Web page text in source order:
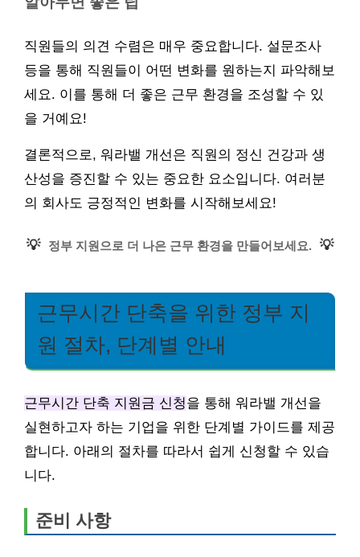
직원들의 의견 수렴은 매우 중요합니다. 설문조사
등을 통해 직원들이 어떤 변화를 원하는지 파악해보
세요. 이를 통해 더 좋은 근무 환경을 조성할 수 있
을 거예요!
결론적으로, 워라밸 개선은 직원의 정신 건강과 생
산성을 증진할 수 있는 중요한 요소입니다. 여러분
의 회사도 긍정적인 변화를 시작해보세요!
💡 정부 지원으로 더 나은 근무 환경을 만들어보세요. 💡
근무시간 단축을 위한 정부 지
원 절차, 단계별 안내
근무시간 단축 지원금 신청을 통해 워라밸 개선을
실현하고자 하는 기업을 위한 단계별 가이드를 제공
합니다. 아래의 절차를 따라서 쉽게 신청할 수 있습
니다.
준비 사항